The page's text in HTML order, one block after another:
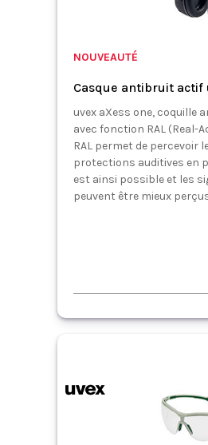
NOUVEAUTÉ
Casque antibruit actif
uvex aXess one, coquille
avec fonction RAL (Real-
RAL permet de percevoir
protections auditives en
est ainsi possible et les
peuvent être mieux